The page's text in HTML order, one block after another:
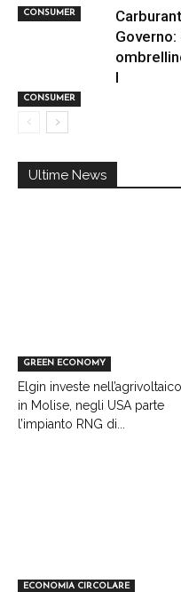
CONSUMER
CONSUMER
I
Ultime News
GREEN ECONOMY
Elgin investe nell’agrivoltaico
in Molise, negli USA parte
l’impianto RNG di...
ECONOMIA CIRCOLARE